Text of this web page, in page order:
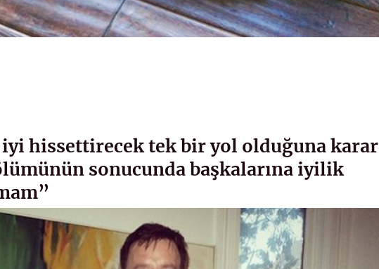
hissettirecek tek bir yol olduğuna karar
sonucunda başkalarına iyilik